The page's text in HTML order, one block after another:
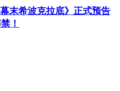
末希波克拉底》正式预告
！